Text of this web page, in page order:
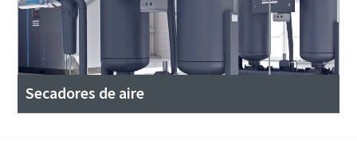
Secadores de aire